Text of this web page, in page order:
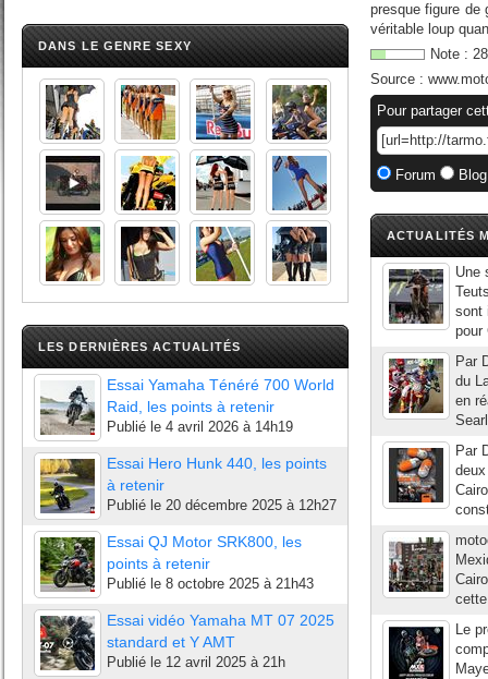
DANS LE GENRE SEXY
LES DERNIÈRES ACTUALITÉS
Essai Yamaha Ténéré 700 World
Raid, les points à retenir
Publié le 4 avril 2026 à 14h19
Essai Hero Hunk 440, les points
à retenir
Publié le 20 décembre 2025 à 12h27
Essai QJ Motor SRK800, les
points à retenir
Publié le 8 octobre 2025 à 21h43
Essai vidéo Yamaha MT 07 2025
standard et Y AMT
Publié le 12 avril 2025 à 21h
presque figure de
véritable loup
Note : 28
Source :
Pour partager
Forum
ACTUALITÉS
Une
sont
pour
Par
du
en
Par
Le